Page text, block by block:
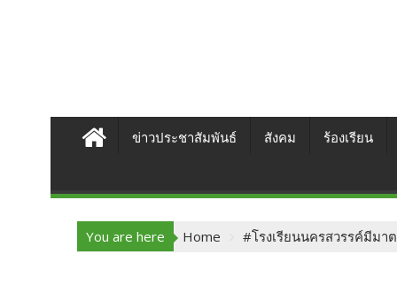
ข่าวประชาสัมพันธ์ สังคม ร้องเรียน
You are here Home #โรงเรียนนครสวรรค์มีมา